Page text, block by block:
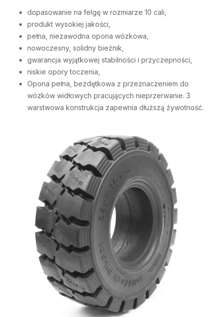
dopasowanie na felgę w rozmiarze 10 cali,
produkt wysokiej jakości,
pełna, niezawodna opona wózkowa,
nowoczesny, solidny bieżnik,
gwarancja wyjątkowej stabilności i przyczepności,
niskie opory toczenia,
Opona pełna, bezdętkowa z przeznaczeniem do
wózków widłowych pracujących nieprzerwanie. 3
warstwowa konstrukcja zapewnia dłuższą żywotność.